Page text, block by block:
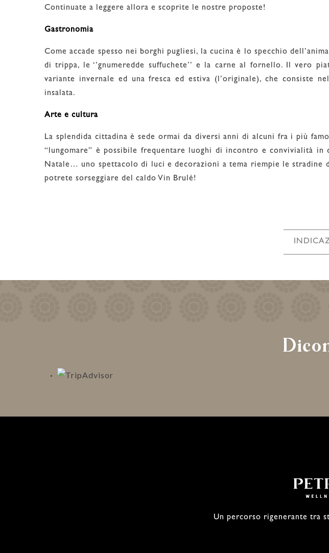
Continuate a leggere allora e scoprite le nostre proposte!
Gastronomia
Come accade spesso nei borghi pugliesi, la cucina è lo specchio
di trippa, le ‘’gnumeredde suffuchete’’ e la carne al fornello. Il vero
variante invernale ed una fresca ed estiva (l’originale), che consiste
insalata.
Arte e cultura
La splendida cittadina è sede ormai da diversi anni di alcuni fra i più
“lungomare” è possibile frequentare luoghi di incontro e convivialità
Natale… uno spettacolo di luci e decorazioni a tema riempie le stradine
potrete sorseggiare del caldo Vin Brulé!
Un percorso rigenerante tra